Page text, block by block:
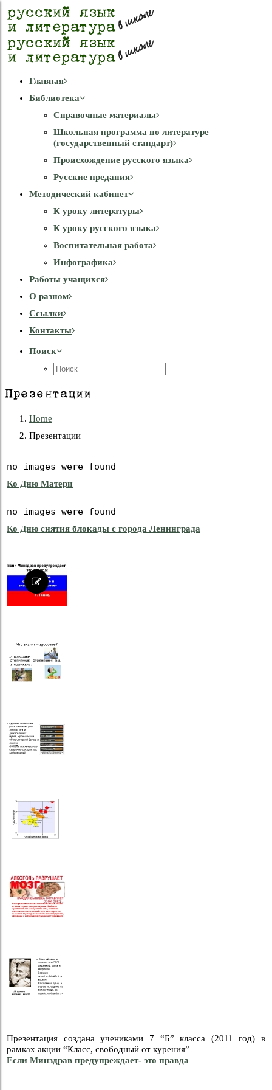
Главная
Библиотека
Справочные материалы
Школьная программа по литературе
(государственный стандарт)
Происхождение русского языка
Русские предания
Методический кабинет
К уроку литературы
К уроку русского языка
Воспитательная работа
Инфографика
Работы учащихся
О разном
Cсылки
Контакты
Поиск
Презентации
Home
Презентации
no images were found
Ко Дню Матери
no images were found
Ко Дню снятия блокады с города Ленинграда
Презентация создана учениками 7 “Б” класса (2011 год) в
рамках акции “Класс, свободный от курения”
Если Минздрав предупреждает- это правда